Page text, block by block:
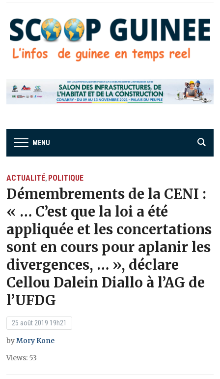
MENU
ACTUALITÉ, POLITIQUE
Démembrements de la CENI :
« … C’est que la loi a été
appliquée et les concertations
sont en cours pour aplanir les
divergences, … », déclare
Cellou Dalein Diallo à l’AG de
l’UFDG
25 août 2019 19h21
byMory Kone
Views: 53